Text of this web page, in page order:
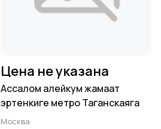
Цена не указана
Ассалом алейкум жамаат
эртенкиге метро Таганскаяга
Москва